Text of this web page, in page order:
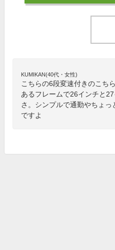
KUMIKAN(40代・女性)
こちらの6段変速付きのこち
あるフレームで26インチと
さ。シンプルで通勤やちょ
ですよ